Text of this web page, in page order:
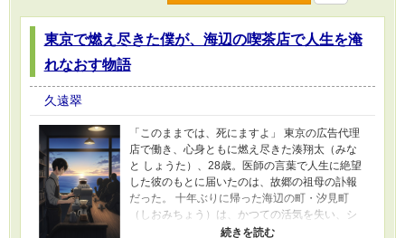
東京で燃え尽きた僕が、海辺の喫茶店で人生を淹
れなおす物語
久遠翠
「このままでは、死にますよ」 東京の広告代理
店で働き、心身ともに燃え尽きた湊翔太（みな
と しょうた）、28歳。医師の言葉で人生に絶望
した彼のもとに届いたのは、故郷の祖母の訃報
だった。 十年ぶりに帰った海辺の町・汐見町
（しおみちょう）は、かつての活気を失い、シ
ャッター通りが続く寂れた場所に変わり果てて